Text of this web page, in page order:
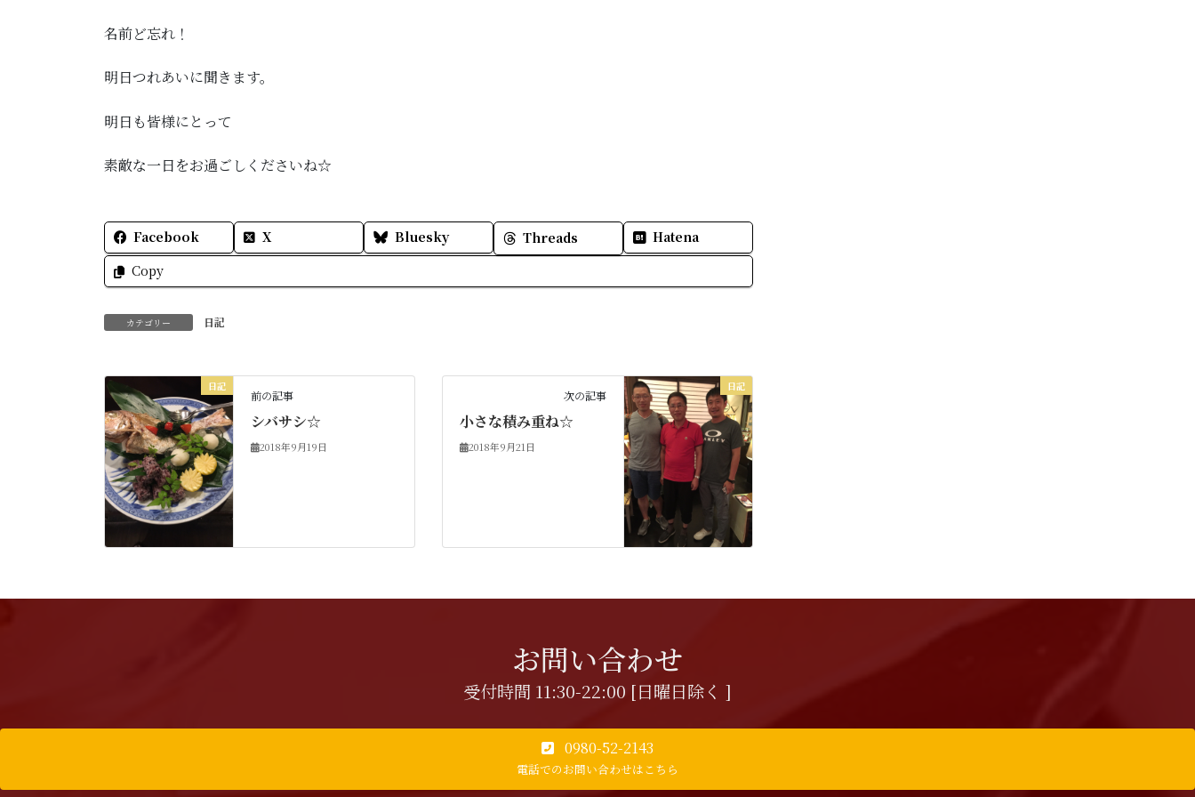
名前ど忘れ！
明日つれあいに聞きます。
明日も皆様にとって
素敵な一日をお過ごしくださいね☆
Facebook X Bluesky Threads
Hatena
Copy
カテゴリー 日記
日記
前の記事
シバサシ☆
2018年9月19日
日記
次の記事
小さな積み重ね☆
2018年9月21日
お問い合わせ
受付時間 11:30-22:00 [日曜日除く ]
0980-52-2143
電話でのお問い合わせはこちら